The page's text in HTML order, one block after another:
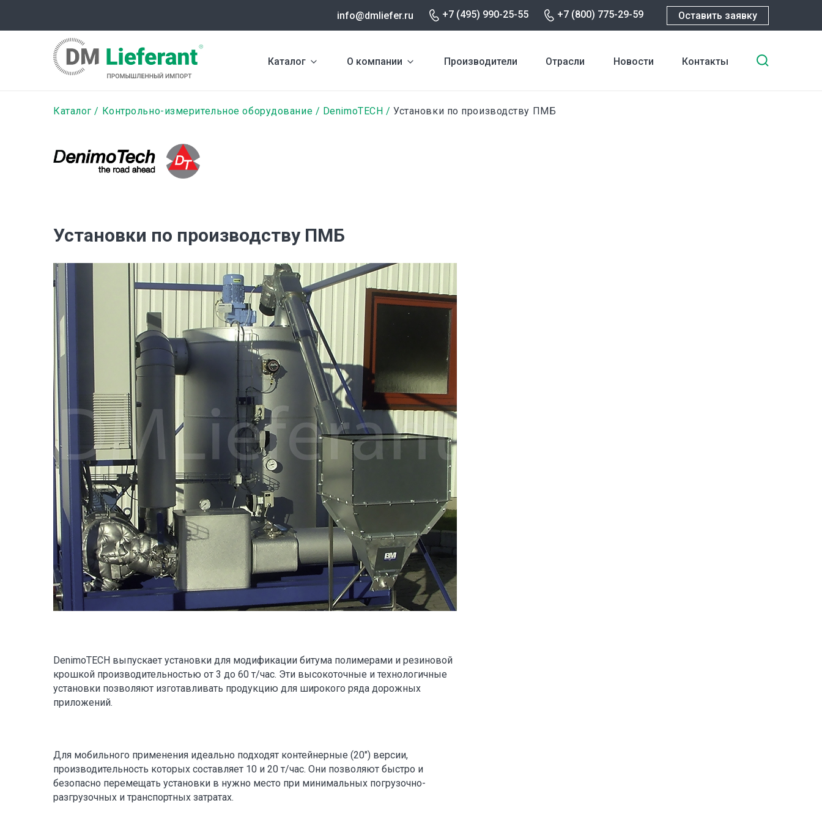
содержанию
info@dmliefer.ru +7 (495) 990-25-55 +7 (800) 775-29-59 Оставить заявку
Каталог О компании Производители Отрасли Новости Контакты
Строка
Каталог Контрольно-измерительное оборудование DenimoTECH Установки по производству ПМБ
Установки по производству ПМБ
DenimoTECH выпускает установки для модификации битума полимерами и резиновой
крошкой производительностью от 3 до 60 т/час. Эти высокоточные и технологичные
установки позволяют изготавливать продукцию для широкого ряда дорожных
приложений.
Для мобильного применения идеально подходят контейнерные (20″) версии,
производительность которых составляет 10 и 20 т/час. Они позволяют быстро и
безопасно перемещать установки в нужно место при минимальных погрузочно-
разгрузочных и транспортных затратах.